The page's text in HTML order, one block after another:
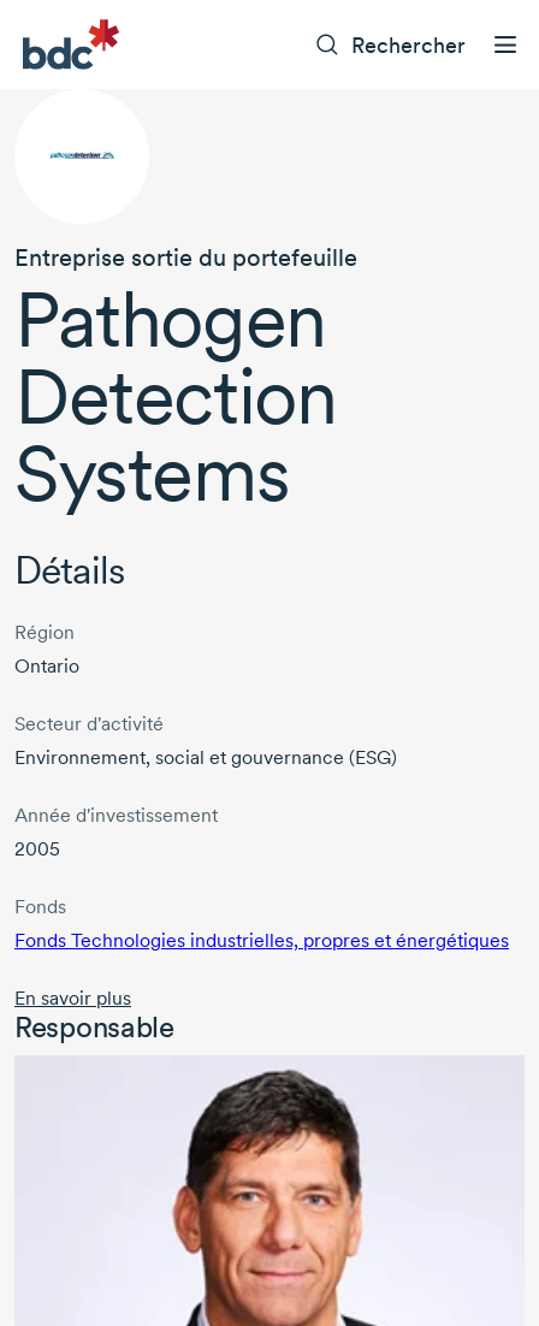
Rechercher
Entreprise sortie du portefeuille
Pathogen
Detection
Systems
Détails
Région
Ontario
Secteur d'activité
Environnement, social et gouvernance (ESG)
Année d'investissement
2005
Fonds
Fonds Technologies industrielles, propres et énergétiques
En savoir plus
Responsable